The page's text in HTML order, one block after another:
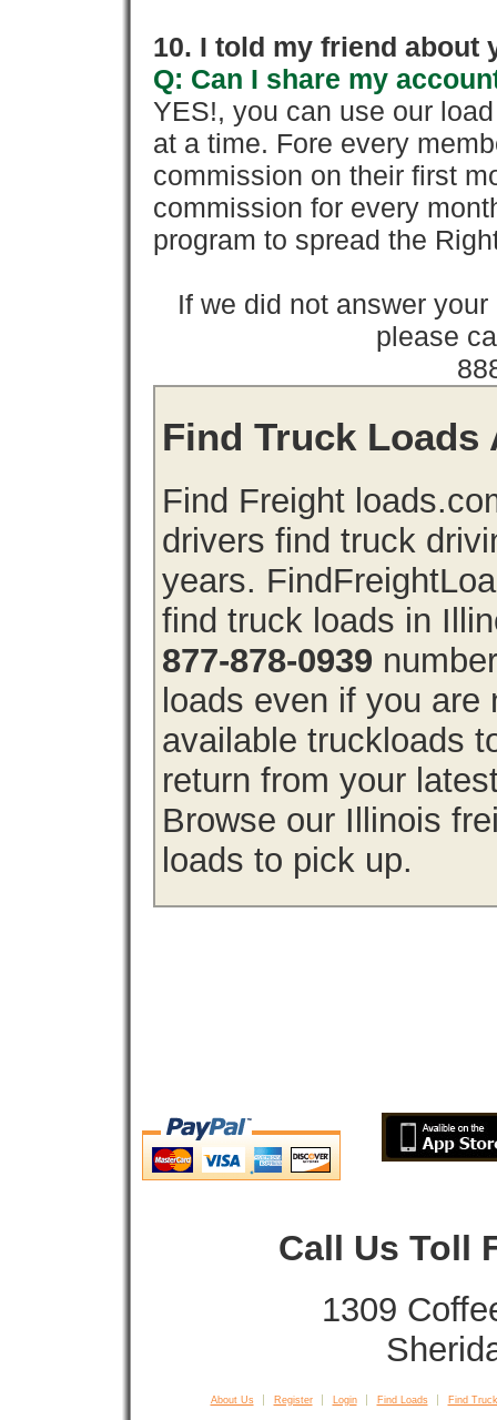
10. I told my friend about
Q: Can I share my
YES!, you can use our
at a time. Fore every
commission on their first
commission for every
program to spread the
If we did not answer
please
Find Truck
Find Freight
drivers find truck
years.
find truck loads in
877-878-0939
loads even if you
available truckloads
return from your
Browse our Illinois
loads to pick up.
Call Us Toll
1309
About Us Register Login Find Loads Find